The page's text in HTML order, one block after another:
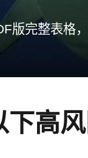
版完整表格
高风